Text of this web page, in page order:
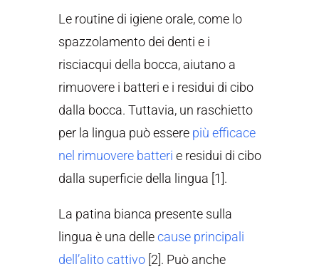
Le routine di igiene orale, come lo
spazzolamento dei denti e i
risciacqui della bocca, aiutano a
rimuovere i batteri e i residui di cibo
dalla bocca. Tuttavia, un raschietto
per la lingua può essere più efficace
nel rimuovere batteri e residui di cibo
dalla superficie della lingua [1].
La patina bianca presente sulla
lingua è una dellecause principali
dell’alito cattivo[2]. Può anche